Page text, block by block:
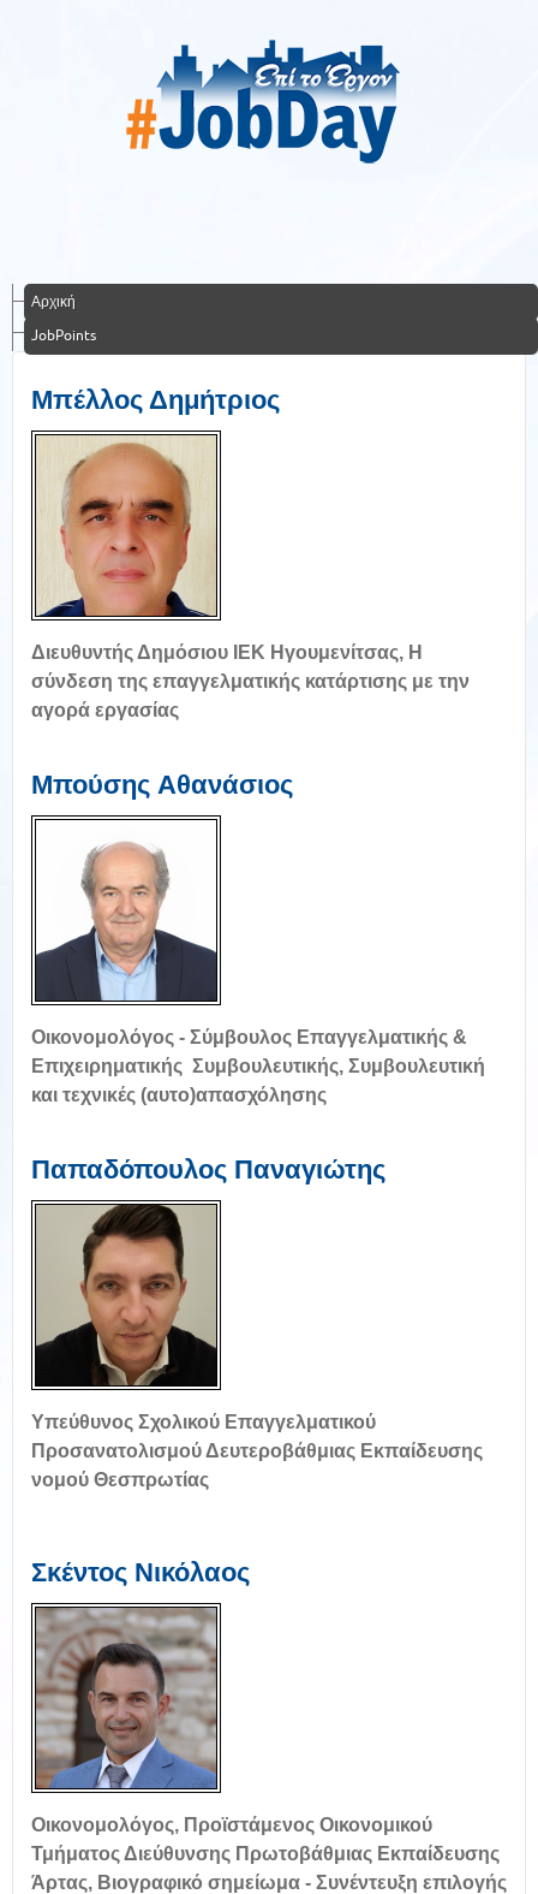
Αρχική
JobPoints
Μπέλλος Δημήτριος
Διευθυντής Δημόσιου ΙΕΚ Ηγουμενίτσας, H
σύνδεση της επαγγελματικής κατάρτισης με την
αγορά εργασίας
Μπούσης Aθανάσιος
Οικονομολόγος - Σύμβουλος Επαγγελματικής &
Επιχειρηματικής Συμβουλευτικής, Συμβουλευτική
και τεχνικές (αυτο)απασχόλησης
Παπαδόπουλος Παναγιώτης
Υπεύθυνος Σχολικού Επαγγελματικού
Προσανατολισμού Δευτεροβάθμιας Εκπαίδευσης
νομού Θεσπρωτίας
Σκέντος Νικόλαος
Οικονομολόγος, Προϊστάμενος Οικονομικού
Τμήματος Διεύθυνσης Πρωτοβάθμιας Εκπαίδευσης
Άρτας, Βιογραφικό σημείωμα - Συνέντευξη επιλογής